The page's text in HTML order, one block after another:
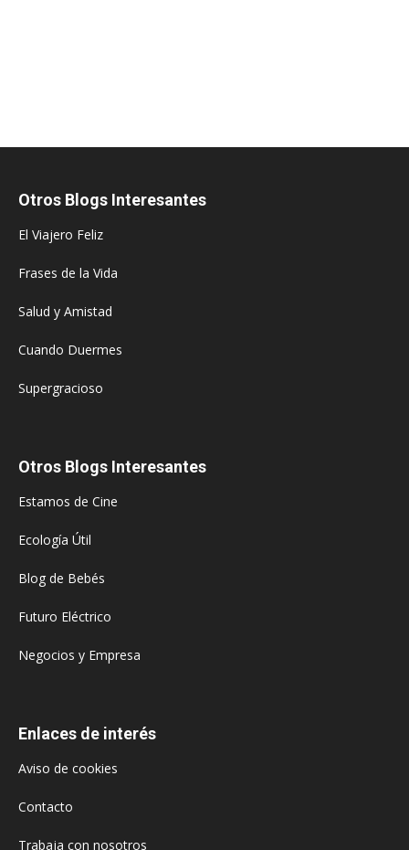
Otros Blogs Interesantes
El Viajero Feliz
Frases de la Vida
Salud y Amistad
Cuando Duermes
Supergracioso
Otros Blogs Interesantes
Estamos de Cine
Ecología Útil
Blog de Bebés
Futuro Eléctrico
Negocios y Empresa
Enlaces de interés
Aviso de cookies
Contacto
Trabaja con nosotros